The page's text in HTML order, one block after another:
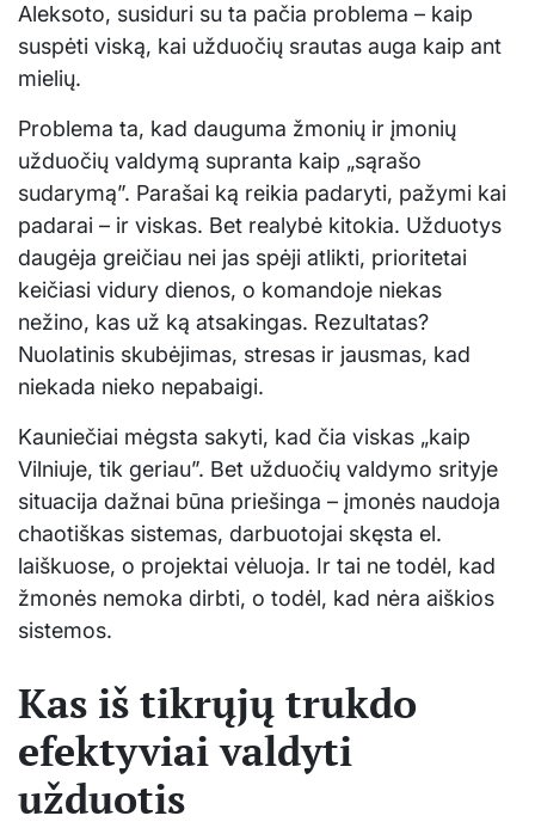
Aleksoto, susiduri su ta pačia problema – kaip
suspėti viską, kai užduočių srautas auga kaip ant
mielių.
Problema ta, kad dauguma žmonių ir įmonių
užduočių valdymą supranta kaip „sąrašo
sudarymą”. Parašai ką reikia padaryti, pažymi kai
padarai – ir viskas. Bet realybė kitokia. Užduotys
daugėja greičiau nei jas spėji atlikti, prioritetai
keičiasi vidury dienos, o komandoje niekas
nežino, kas už ką atsakingas. Rezultatas?
Nuolatinis skubėjimas, stresas ir jausmas, kad
niekada nieko nepabaigi.
Kauniečiai mėgsta sakyti, kad čia viskas „kaip
Vilniuje, tik geriau”. Bet užduočių valdymo srityje
situacija dažnai būna priešinga – įmonės naudoja
chaotiškas sistemas, darbuotojai skęsta el.
laiškuose, o projektai vėluoja. Ir tai ne todėl, kad
žmonės nemoka dirbti, o todėl, kad nėra aiškios
sistemos.
Kas iš tikrųjų trukdo
efektyviai valdyti
užduotis